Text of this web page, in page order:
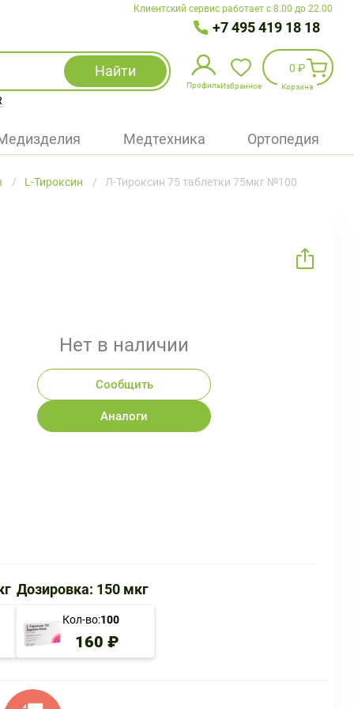
Клиентский сервис работает с 8.00 до 22.00
+7 495 419 18 18
Найти
Профиль
Избранное
Войти
Избранное
0 ₽
Корзина
Медтехника Ортопедия
L-Тироксин Л-Тироксин 75 таблетки 75мкг №100
Нет в наличии
Сообщить
Аналоги
Дозировка: 150 мкг
Кол-во:100
160 ₽